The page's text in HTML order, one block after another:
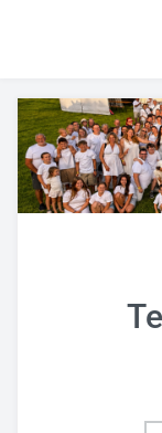
HOME
TICKETS
SHOP